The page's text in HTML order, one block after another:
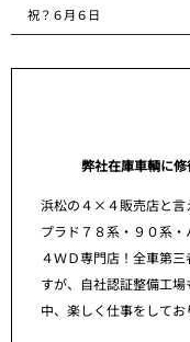
祝？６月６日
弊社在庫車輌に
浜松の４×４販売店と言
プラド７８系・９０系
４ＷＤ専門店！全車第
すが、自社認証整備工
中、楽しく仕事をして